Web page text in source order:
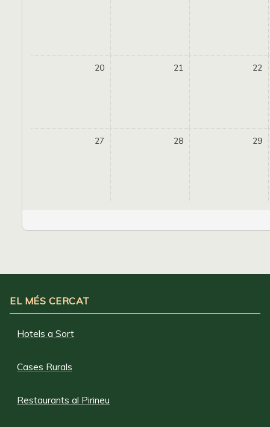
20 21 22
27 28 29
EL MÉS CERCAT
Hotels a Sort
Cases Rurals
Restaurants al Pirineu